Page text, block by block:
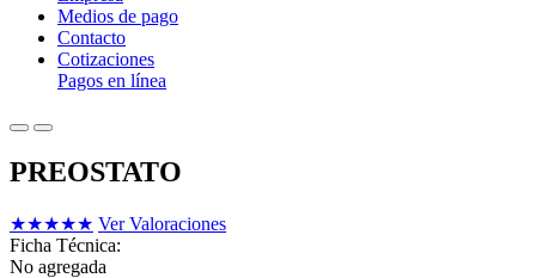
Medios de pago
Contacto
Cotizaciones
Pagos en línea
PREOSTATO
★★★★★ Ver Valoraciones
Ficha Técnica:
No agregada